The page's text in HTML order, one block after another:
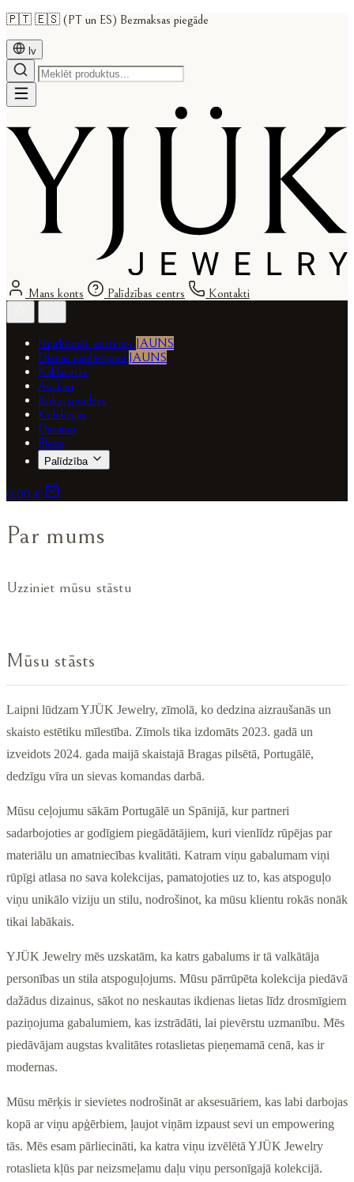
🇵🇹 🇪🇸 (PT un ES) Bezmaksas piegāde
lv
Mans konts Palīdzības centrs Kontakti
Iepirkšanās asistents JAUNS
Dienas piedāvājumi JAUNS
Kaklarotas
Auskari
Rokassprādzes
Kolekcijas
Dāvanas
Blogs
Palīdzība
0,00 €
Par mums
Uzziniet mūsu stāstu
Mūsu stāsts
Laipni lūdzam YJÜK Jewelry, zīmolā, ko dedzina aizraušanās un
skaisto estētiku mīlestība. Zīmols tika izdomāts 2023. gadā un
izveidots 2024. gada maijā skaistajā Bragas pilsētā, Portugālē,
dedzīgu vīra un sievas komandas darbā.
Mūsu ceļojumu sākām Portugālē un Spānijā, kur partneri
sadarbojoties ar godīgiem piegādātājiem, kuri vienlīdz rūpējas par
materiālu un amatniecības kvalitāti. Katram viņu gabalumam viņi
rūpīgi atlasa no sava kolekcijas, pamatojoties uz to, kas atspoguļo
viņu unikālo viziju un stilu, nodrošinot, ka mūsu klientu rokās nonāk
tikai labākais.
YJÜK Jewelry mēs uzskatām, ka katrs gabalums ir tā valkātāja
personības un stila atspoguļojums. Mūsu pārrūpēta kolekcija piedāvā
dažādus dizainus, sākot no neskautas ikdienas lietas līdz drosmīgiem
paziņojuma gabalumiem, kas izstrādāti, lai pievērstu uzmanību. Mēs
piedāvājam augstas kvalitātes rotaslietas pieņemamā cenā, kas ir
modernas.
Mūsu mērķis ir sievietes nodrošināt ar aksesuāriem, kas labi darbojas
kopā ar viņu apģērbiem, ļaujot viņām izpaust sevi un empowering
tās. Mēs esam pārliecināti, ka katra viņu izvēlētā YJÜK Jewelry
rotaslieta kļūs par neizsmeļamu daļu viņu personīgajā kolekcijā.